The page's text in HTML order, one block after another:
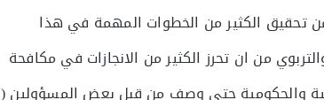
تحقيق الكثير من الخطوات المهمة في هذا
من ان تحرز الكثير من الانجازات في مكافحة
والحكومية حتى وصف من قبل بعض المسؤولين (